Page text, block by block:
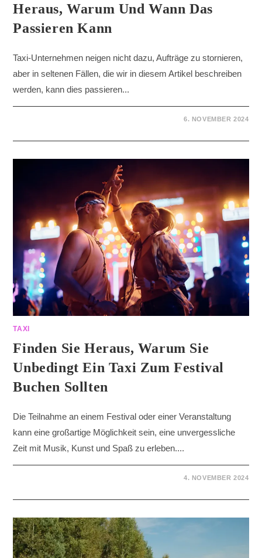
Heraus, Warum Und Wann Das
Passieren Kann
Taxi-Unternehmen neigen nicht dazu, Aufträge zu stornieren,
aber in seltenen Fällen, die wir in diesem Artikel beschreiben
werden, kann dies passieren...
6. NOVEMBER 2024
TAXI
Finden Sie Heraus, Warum Sie
Unbedingt Ein Taxi Zum Festival
Buchen Sollten
Die Teilnahme an einem Festival oder einer Veranstaltung
kann eine großartige Möglichkeit sein, eine unvergessliche
Zeit mit Musik, Kunst und Spaß zu erleben....
4. NOVEMBER 2024